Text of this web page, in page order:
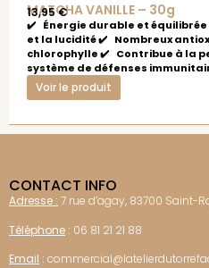
MATCHA VANILLE – 30g
13,95€
✔️ Énergie durable et
et la lucidité ✔️ Nombreux
chlorophylle ✔️ Contribue à la
système de défenses
Voir le produit
CONTACT INFO
Adresse : 7 rue d’agay, 83700 Saint-
Téléphone : 06 81 21 21 88
Email :